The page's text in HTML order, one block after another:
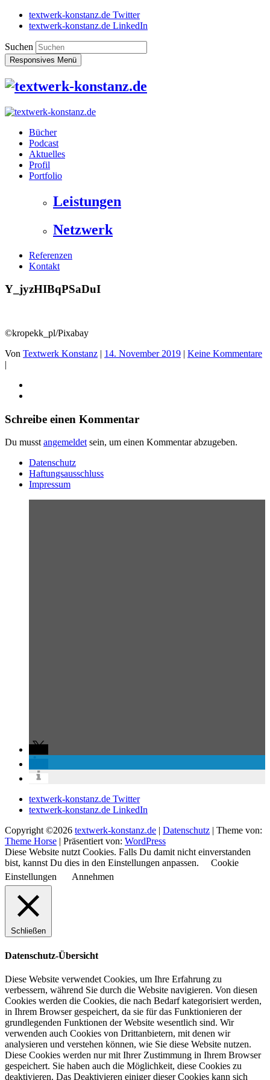
textwerk-konstanz.de Twitter
textwerk-konstanz.de LinkedIn
Suchen
Responsives Menü
Bücher
Podcast
Aktuelles
Profil
Portfolio
Leistungen
Netzwerk
Referenzen
Kontakt
Y_jyzHIBqPSaDuI
©kropekk_pl/Pixabay
Von Textwerk Konstanz | 14. November 2019 | Keine Kommentare
|
Schreibe einen Kommentar
Du musstangemeldetsein, um einen Kommentar abzugeben.
Datenschutz
Haftungsausschluss
Impressum
textwerk-konstanz.de Twitter
textwerk-konstanz.de LinkedIn
Copyright ©2026 textwerk-konstanz.de | Datenschutz | Theme von:
Theme Horse | Präsentiert von: WordPress
Diese Website nutzt Cookies. Falls Du damit nicht einverstanden
bist, kannst Du dies in den Einstellungen anpassen.
Cookie
Einstellungen
Annehmen
Schließen
Datenschutz-Übersicht
Diese Website verwendet Cookies, um Ihre Erfahrung zu
verbessern, während Sie durch die Website navigieren. Von diesen
Cookies werden die Cookies, die nach Bedarf kategorisiert werden,
in Ihrem Browser gespeichert, da sie für das Funktionieren der
grundlegenden Funktionen der Website wesentlich sind. Wir
verwenden auch Cookies von Drittanbietern, mit denen wir
analysieren und verstehen können, wie Sie diese Website nutzen.
Diese Cookies werden nur mit Ihrer Zustimmung in Ihrem Browser
gespeichert. Sie haben auch die Möglichkeit, diese Cookies zu
deaktivieren. Das Deaktivieren einiger dieser Cookies kann sich